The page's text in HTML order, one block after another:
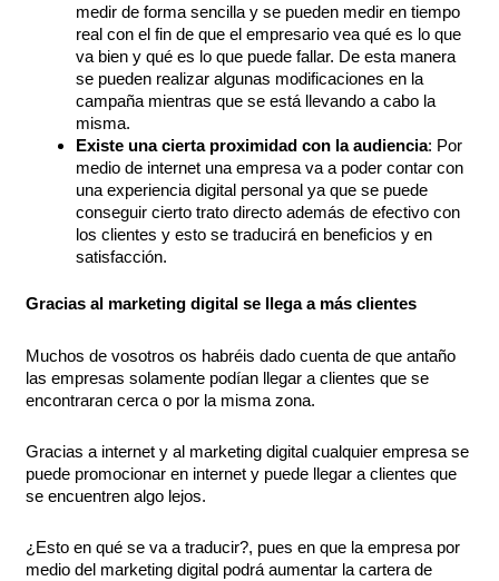
medir de forma sencilla y se pueden medir en tiempo
real con el fin de que el empresario vea qué es lo que
va bien y qué es lo que puede fallar. De esta manera
se pueden realizar algunas modificaciones en la
campaña mientras que se está llevando a cabo la
misma.
Existe una cierta proximidad con la audiencia: Por
medio de internet una empresa va a poder contar con
una experiencia digital personal ya que se puede
conseguir cierto trato directo además de efectivo con
los clientes y esto se traducirá en beneficios y en
satisfacción.
Gracias al marketing digital se llega a más clientes
Muchos de vosotros os habréis dado cuenta de que antaño
las empresas solamente podían llegar a clientes que se
encontraran cerca o por la misma zona.
Gracias a internet y al marketing digital cualquier empresa se
puede promocionar en internet y puede llegar a clientes que
se encuentren algo lejos.
¿Esto en qué se va a traducir?, pues en que la empresa por
medio del marketing digital podrá aumentar la cartera de